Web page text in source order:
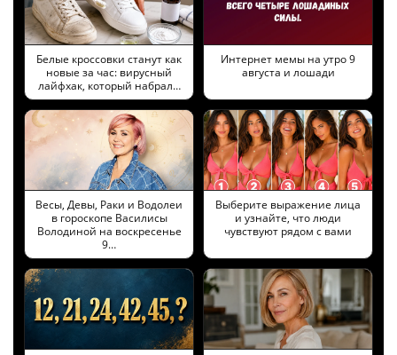
Белые кроссовки станут как
новые за час: вирусный
лайфхак, который набрал…
Интернет мемы на утро 9
августа и лошади
Весы, Девы, Раки и Водолеи
в гороскопе Василисы
Володиной на воскресенье
9…
Выберите выражение лица
и узнайте, что люди
чувствуют рядом с вами